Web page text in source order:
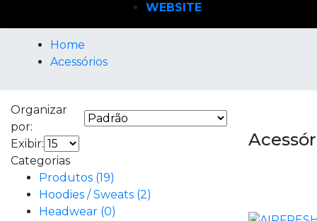
WEBSITE
Home
Acessórios
Organizar
por:
Exibir:
Categorias
Produtos (19)
Hoodies / Sweats (2)
Headwear (0)